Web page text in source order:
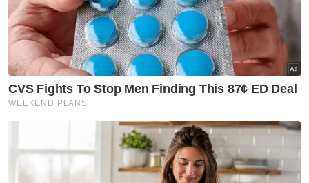
Semasa
Parkir lori jadi tempat simpan
minuman keras tidak bercukai,
rampasan lebih RM300,000
Bapa didakwa 21 pertuduhan
cabul dua anak perempuan